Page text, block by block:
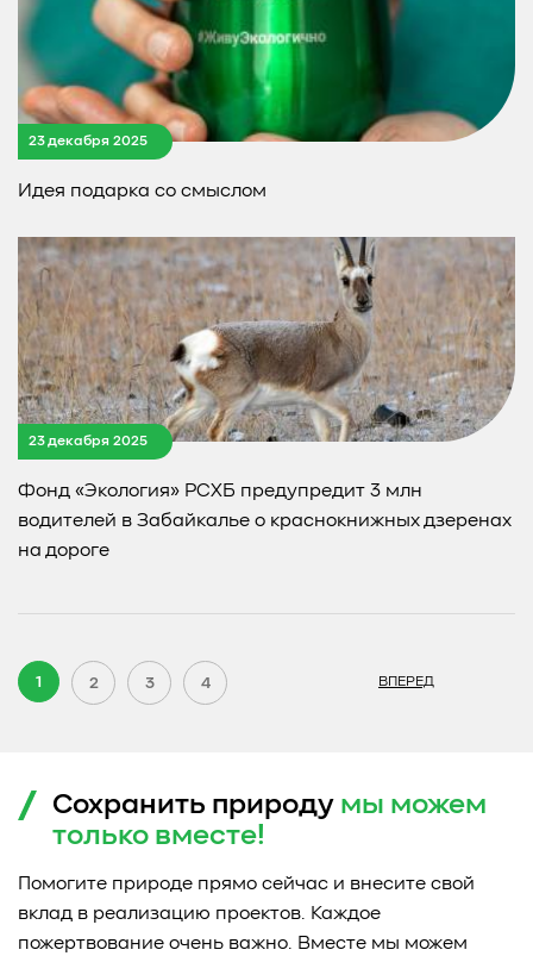
23 декабря 2025
Идея подарка со смыслом
23 декабря 2025
Фонд «Экология» РСХБ предупредит 3 млн
водителей в Забайкалье о краснокнижных дзеренах
на дороге
1 2 3 4 ВПЕРЕД
Сохранить природу мы можем
только вместе!
Помогите природе прямо сейчас и внесите свой
вклад в реализацию проектов. Каждое
пожертвование очень важно. Вместе мы можем